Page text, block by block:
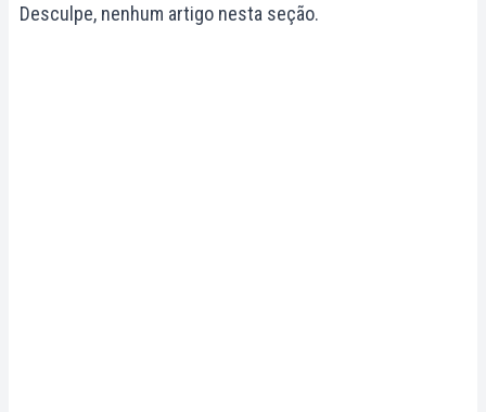
Desculpe, nenhum artigo nesta seção.